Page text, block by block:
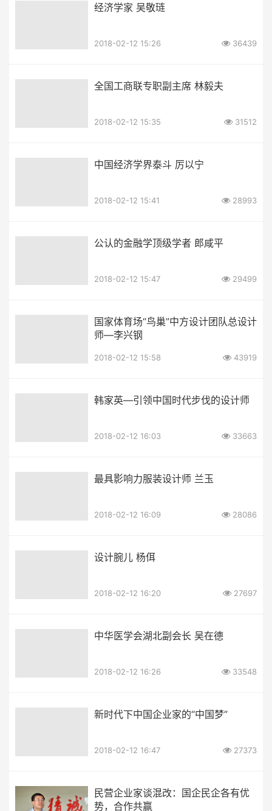
经济学家 吴敬琏
2018-02-12 15:26 36439
全国工商联专职副主席 林毅夫
2018-02-12 15:35 31512
中国经济学界泰斗 厉以宁
2018-02-12 15:41 28993
公认的金融学顶级学者 郎咸平
2018-02-12 15:47 29499
国家体育场“鸟巢”中方设计团队总设计
师—李兴钢
2018-02-12 15:58 43919
韩家英—引领中国时代步伐的设计师
2018-02-12 16:03 33663
最具影响力服装设计师 兰玉
2018-02-12 16:09 28086
设计腕儿 杨佴
2018-02-12 16:20 27697
中华医学会湖北副会长 吴在德
2018-02-12 16:26 33548
新时代下中国企业家的“中国梦”
2018-02-12 16:47 27373
民营企业家谈混改：国企民企各有优
势，合作共赢